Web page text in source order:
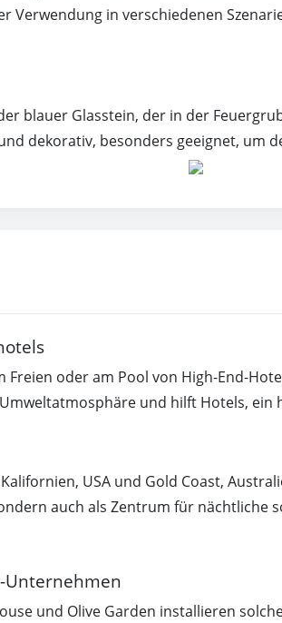
Verwendung in verschiedenen
blauer Glasstein, der in der
dekorativ, besonders geeignet, um
Freien oder am Pool von High-End-
und hilft Hotels, ein
USA und Gold Coast,
auch als Zentrum für nächtliche
Unternehmen
und Olive Garden installieren